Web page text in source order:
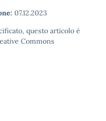
07.12.2023
questo articolo è
Commons